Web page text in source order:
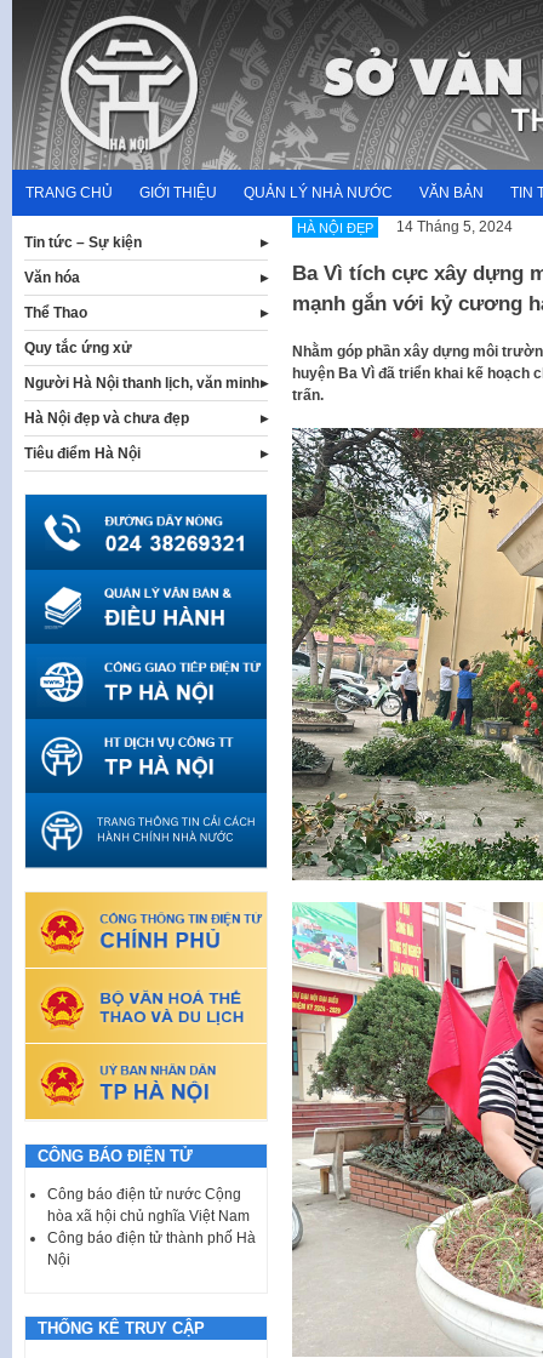
content
TRANG CHỦ GIỚI THIỆU QUẢN LÝ NHÀ NƯỚC VĂN BẢN TIN
HÀ NỘI ĐẸP 14 Tháng 5, 2024
Ba Vì tích cực xây dựng
mạnh gắn với kỷ cương
Nhằm góp phần xây dựng môi
huyện Ba Vì đã triển khai kế hoạch
trấn.
Tin tức – Sự kiện
Văn hóa
Thể Thao
Quy tắc ứng xử
Người Hà Nội thanh lịch, văn minh
Hà Nội đẹp và chưa đẹp
Tiêu điểm Hà Nội
CÔNG BÁO ĐIỆN TỬ
Công báo điện tử nước Cộng
hòa xã hội chủ nghĩa Việt Nam
Công báo điện tử thành phố Hà
Nội
THỐNG KÊ TRUY CẬP